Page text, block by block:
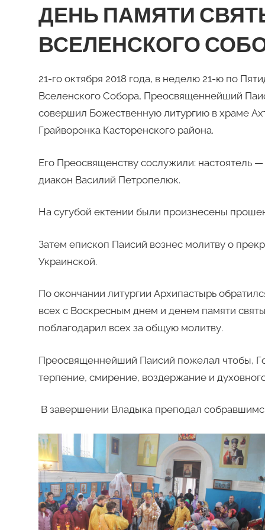
ДЕНЬ ПАМЯТИ
ВСЕЛЕНСКОГО
21-го октября 2018 года, в неделю 21-ю по
Вселенского Собора, Преосвященнейший
совершил Божественную литургию в храме
Грайворонка Касторенского района.
Его Преосвященству сослужили: настоятель
диакон Василий Петропелюк.
На сугубой ектении были произнесены
Затем епископ Паисий вознес молитву о
Украинской.
По окончании литургии Архипастырь
всех с Воскресным днем и денем памяти
поблагодарил всех за общую молитву.
Преосвященнейший Паисий пожелал чтобы,
терпение, смирение, воздержание и
В завершении Владыка преподал